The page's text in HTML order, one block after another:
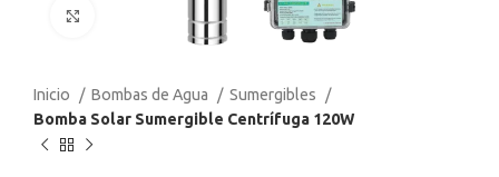
Click to enlarge
Inicio Bombas de Agua
Sumergibles
Bomba Solar Sumergible Centrífuga 120W